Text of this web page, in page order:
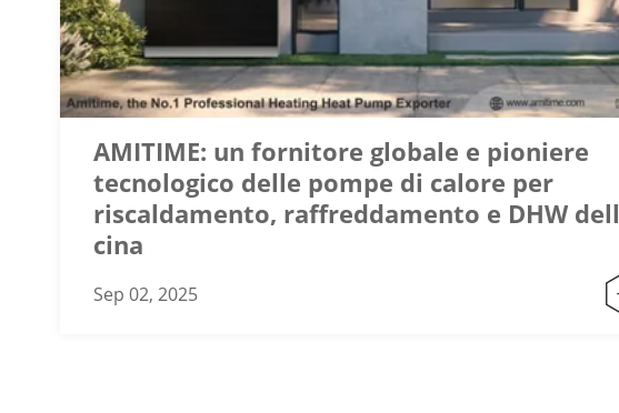
AMITIME: un fornitore globale e pioniere
tecnologico delle pompe di calore per
riscaldamento, raffreddamento e DHW
cina
Sep 02, 2025